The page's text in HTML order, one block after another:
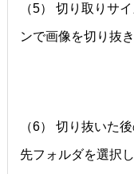
（5） 切り取りサ
ンで画像を切り抜き
（6） 切り抜いた
先フォルダを選択